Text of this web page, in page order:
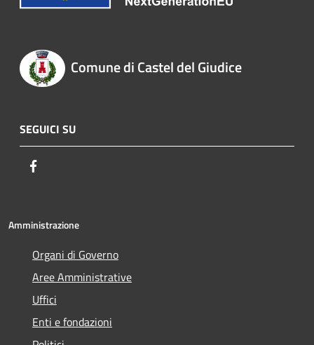
Comune di Castel del Giudice
SEGUICI SU
Amministrazione
Organi di Governo
Aree Amministrative
Uffici
Enti e fondazioni